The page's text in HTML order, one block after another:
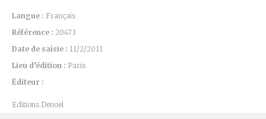
Langue : Français
Référence : 20473
Date de saisie : 11/2/2011
Lieu d’édition : Paris
Éditeur :
Editions Denoel